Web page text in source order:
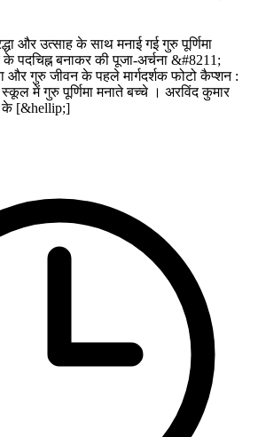
और उत्साह के साथ मनाई गई गुरु पूर्णिमा
पदचिह्न बनाकर की पूजा-अर्चना &#8211;
और गुरु जीवन के पहले मार्गदर्शक फोटो कैप्शन :
स्कूल में गुरु पूर्णिमा मनाते बच्चे । अरविंद कुमार
के [&hellip;]